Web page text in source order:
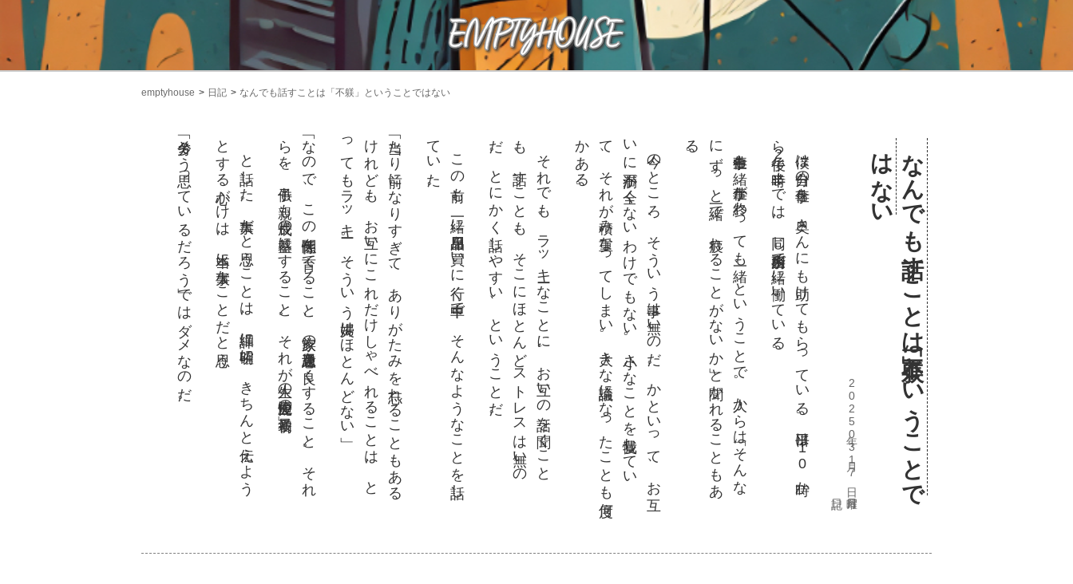
emptyhouse 日記 なんでも話すことは「不躾」ということではない
な
ん
で
も話
す
こ
と
は「不躾」
と
い
う
こ
と
で
は
な
い
2025年03月17日 月曜日
僕は自分
の仕事
を
、奥
さ
ん
に
も助
け
て
も
ら
っ
て
い
る
。平日
は
1
0時
か
ら午後2時半
ま
で
は
、同
じ事務所内
で一緒
に働
い
て
い
る
。
仕事中も一緒
、仕事
が終
わ
っ
て
も一緒
、
と
い
う
こ
と
で
。人
か
ら
は「
そ
ん
な
にず
っ
と一緒
で
、疲
れ
る
こ
と
が
な
い
か」
と聞
か
れ
る
こ
と
も
あ
る
。
今の
と
こ
ろ
、
そ
う
い
う事
は無
い
の
だ
。
か
と
い
っ
て
、
お互
いに不満
が全
く
な
い
わ
け
で
も
な
い
。小
さ
な
こ
と
を我慢
し
て
い
て、
そ
れ
が積
み重
な
っ
て
し
ま
い
。大
き
な議論
に
な
っ
た
こ
と
も何度
かあ
る
。
そ
れ
で
も
、
ラ
ッ
キー
な
こ
と
に
。
お互
い
の話
を聞
く
こ
と
も、話
す
こ
と
も
、
そ
こ
に
ほ
と
ん
ど
ス
ト
レ
ス
は無
い
の
だ。
と
に
か
く話
し
や
す
い
、
と
い
う
こ
と
だ
。
こ
の前
も
、一緒
に日用品
を買
い
に行
く車中
で
、
そ
ん
な
よ
う
な
こ
と
を話
し
てい
た
。
「当た
り前
に
な
り
す
ぎ
て
、
あ
り
が
た
み
を忘
れ
る
こ
と
も
あ
る
け
れ
ど
も
。
お互
い
に
こ
れ
だ
け
し
ゃ
べ
れ
る
こ
と
は
、
と
っ
て
も
ラ
ッ
キー
。
そ
う
い
う夫婦
は
ほ
と
ん
ど
な
い」
「な
の
で
、
こ
の関係性
を育
て
る
こ
と
、家族
の意思疎通
を良
く
す
る
こ
と
。
そ
れ
ら
を
、子供
も親
も成長
の基盤
に
す
る
こ
と
。
そ
れ
が人生
の優先順位
の一番最初」
と話
し
た
。大事
だ
と思
う
こ
と
は
、詳細
に明確
に
。
き
ち
ん
と伝
え
よ
う
とす
る心
が
け
は
、本当
に大事
な
こ
と
だ
と思
う
。
「多分そう思っているだろう」ではダメなのだ。